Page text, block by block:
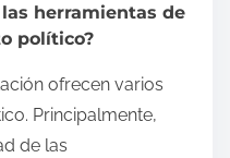
herramientas de
político?
ofrecen varios
Principalmente,
de las